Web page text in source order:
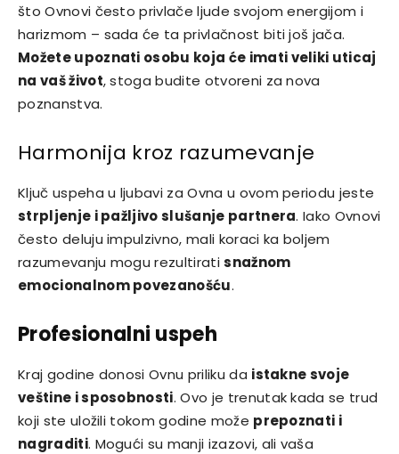
što Ovnovi često privlače ljude svojom energijom i
harizmom – sada će ta privlačnost biti još jača.
Možete upoznati osobu koja će imati veliki uticaj
na vaš život, stoga budite otvoreni za nova
poznanstva.
Harmonija kroz razumevanje
Ključ uspeha u ljubavi za Ovna u ovom periodu jeste
strpljenje i pažljivo slušanje partnera. Iako Ovnovi
često deluju impulzivno, mali koraci ka boljem
razumevanju mogu rezultiratisnažnom
emocionalnom povezanošću.
Profesionalni uspeh
Kraj godine donosi Ovnu priliku da istakne svoje
veštine i sposobnosti. Ovo je trenutak kada se trud
koji ste uložili tokom godine može prepoznati i
nagraditi. Mogući su manji izazovi, ali vaša